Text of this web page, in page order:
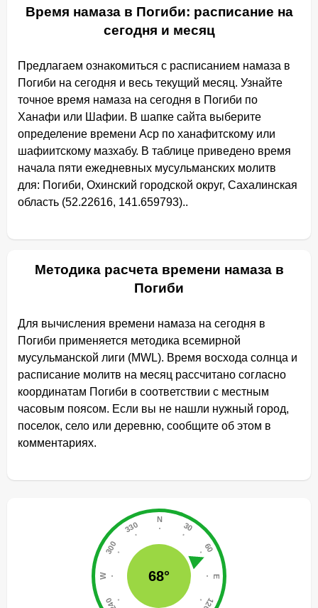
Время намаза в Погиби: расписание на
сегодня и месяц
Предлагаем ознакомиться с расписанием намаза в
Погиби на сегодня и весь текущий месяц. Узнайте
точное время намаза на сегодня в Погиби по
Ханафи или Шафии. В шапке сайта выберите
определение времени Аср по ханафитскому или
шафиитскому мазхабу. В таблице приведено время
начала пяти ежедневных мусульманских молитв
для: Погиби, Охинский городской округ, Сахалинская
область (52.22616, 141.659793)..
Методика расчета времени намаза в
Погиби
Для вычисления времени намаза на сегодня в
Погиби применяется методика всемирной
мусульманской лиги (MWL). Время восхода солнца и
расписание молитв на месяц рассчитано согласно
координатам Погиби в соответствии с местным
часовым поясом. Если вы не нашли нужный город,
поселок, село или деревню, сообщите об этом в
комментариях.
68°